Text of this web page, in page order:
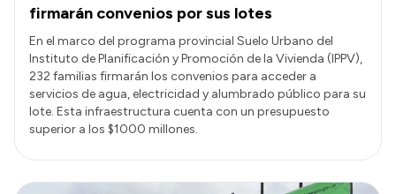
firmarán convenios por sus lotes
En el marco del programa provincial Suelo Urbano del
Instituto de Planificación y Promoción de la Vivienda (IPPV),
232 familias firmarán los convenios para acceder a
servicios de agua, electricidad y alumbrado público para su
lote. Esta infraestructura cuenta con un presupuesto
superior a los $1000 millones.